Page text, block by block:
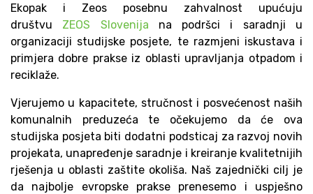
Ekopak i Zeos posebnu zahvalnost upućuju
društvu ZEOS Slovenija na podršci i saradnji u
organizaciji studijske posjete, te razmjeni iskustava i
primjera dobre prakse iz oblasti upravljanja otpadom i
reciklaže.
Vjerujemo u kapacitete, stručnost i posvećenost naših
komunalnih preduzeća te očekujemo da će ova
studijska posjeta biti dodatni podsticaj za razvoj novih
projekata, unapređenje saradnje i kreiranje kvalitetnijih
rješenja u oblasti zaštite okoliša. Naš zajednički cilj je
da najbolje evropske prakse prenesemo i uspješno